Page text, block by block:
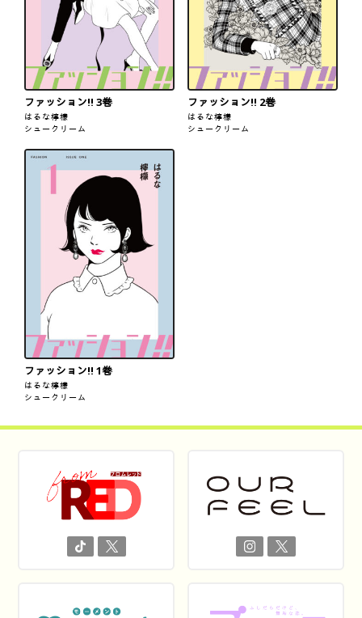
ファッション!! 3巻
はるな檸檬
シュークリーム
ファッション!! 2巻
はるな檸檬
シュークリーム
ファッション!! 1巻
はるな檸檬
シュークリーム